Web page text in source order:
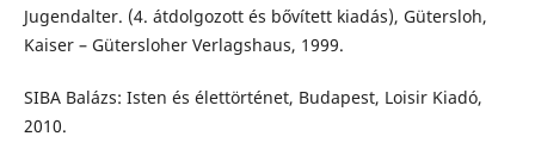
Jugendalter. (4. átdolgozott és bővített kiadás), Gütersloh,
Kaiser – Gütersloher Verlagshaus, 1999.
SIBA Balázs: Isten és élettörténet, Budapest, Loisir Kiadó,
2010.